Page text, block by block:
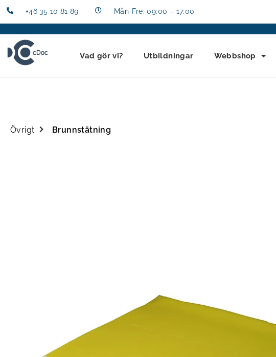
+46 35 10 81 89 Mån-Fre: 09:00 – 17:00
Vad gör vi? Utbildningar Webbshop
Övrigt Brunnstätning